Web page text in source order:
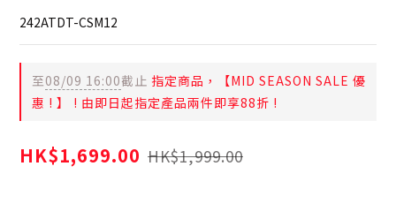
242ATDT-CSM12
至08/09 16:00截止 指定商品，【MID SEASON SALE 優
惠 ! 】 ! 由即日起指定產品兩件即享88折 !
HK$1,699.00 HK$1,999.00